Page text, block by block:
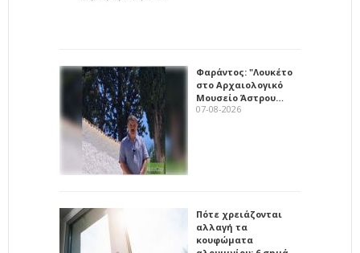
Φαράντος: "Λουκέτο
στο Αρχαιολογικό
Μουσείο Άστρου…
07-08-2026
Πότε χρειάζονται
αλλαγή τα
κουφώματα